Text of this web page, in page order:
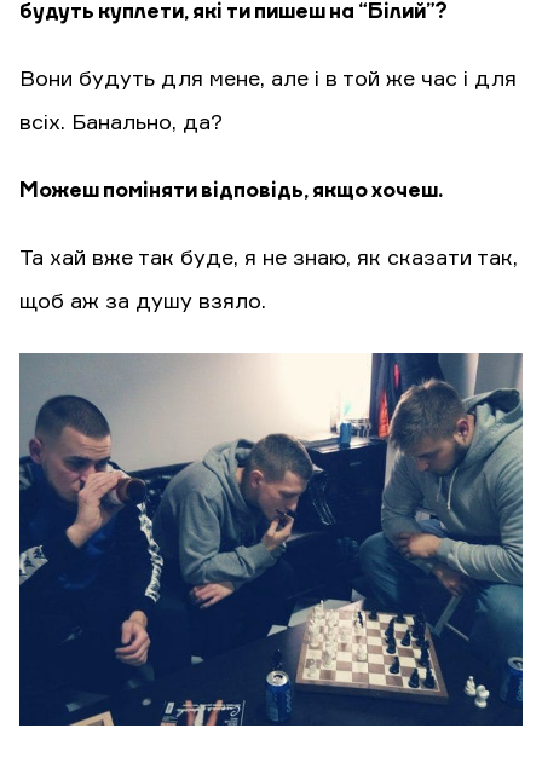
будуть куплети, які ти пишеш на “Білий”?
Вони будуть для мене, але і в той же час і для
всіх. Банально, да?
Можеш поміняти відповідь, якщо хочеш.
Та хай вже так буде, я не знаю, як сказати так,
щоб аж за душу взяло.